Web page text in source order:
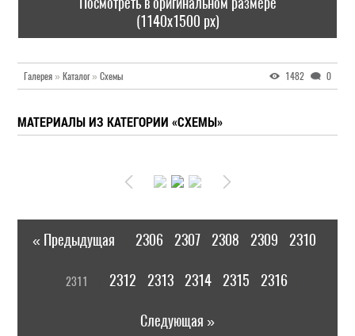
(1140x1500 px)
Галерея » Каталог» Схемы 1482 0
МАТЕРИАЛЫ ИЗ КАТЕГОРИИ «СХЕМЫ»
« Предыдущая 2306 2307 2308 2309 2310
2311 2312 2313 2314 2315 2316
Следующая »